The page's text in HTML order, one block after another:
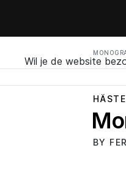
Wil je de website
BY